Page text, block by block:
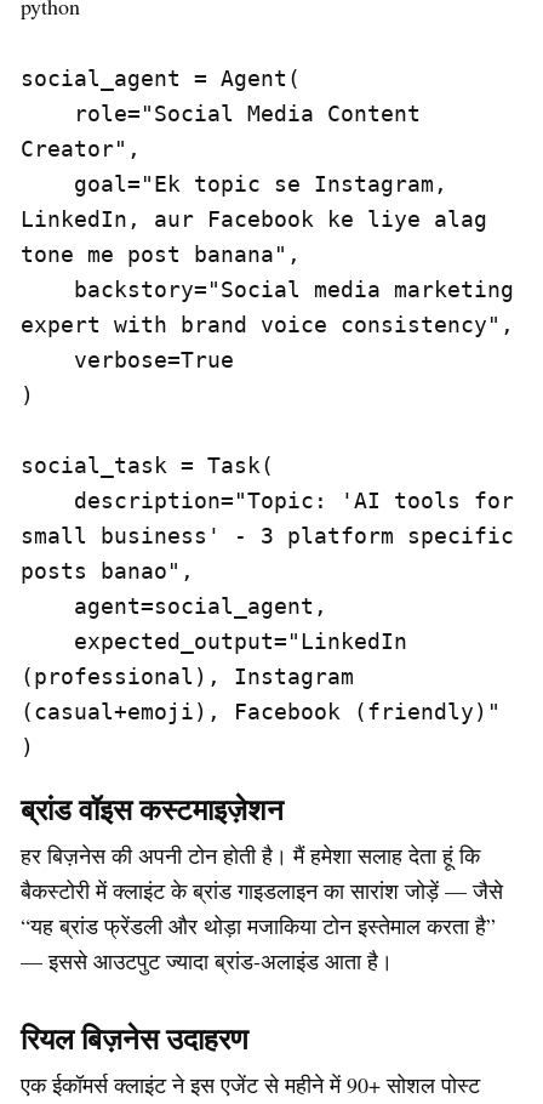
python
social_agent = Agent(
Creator",
LinkedIn, aur Facebook ke liye alag
tone me post banana",
expert with brand voice consistency",
)
social_task = Task(
small business' - 3 platform specific
posts banao",
(professional), Instagram
(casual+emoji), Facebook (friendly)"
)
ब्रांड वॉइस कस्टमाइज़ेशन
हर बिज़नेस की अपनी टोन होती है। मैं हमेशा सलाह देता हूं कि
बैकस्टोरी में क्लाइंट के ब्रांड गाइडलाइन का सारांश जोड़ें — जैसे
“यह ब्रांड फ्रेंडली और थोड़ा मजाकिया टोन इस्तेमाल करता है”
— इससे आउटपुट ज्यादा ब्रांड-अलाइंड आता है।
रियल बिज़नेस उदाहरण
एक ईकॉमर्स क्लाइंट ने इस एजेंट से महीने में 90+ सोशल पोस्ट